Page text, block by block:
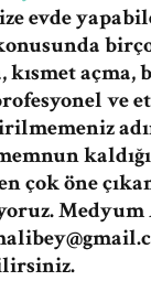
evde
kısmet açma,
ve
çok öne
Medyum